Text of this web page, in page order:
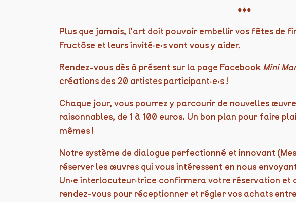
♦♦♦
Plus que jamais, l’art doit pouvoir embellir vos fêtes de
Fructôse et leurs invité·e·s vont vous y aider.
Rendez-vous dès à présent sur la page Facebook Mini
créations des 20 artistes participant·e·s !
Chaque jour, vous pourrez y parcourir de nouvelles
raisonnables, de 1 à 100 euros. Un bon plan pour faire
mêmes !
Notre système de dialogue perfectionné et innovant
réserver les œuvres qui vous intéressent en nous
Un·e interlocuteur·trice confirmera votre réservation et
rendez-vous pour réceptionner et régler vos achats